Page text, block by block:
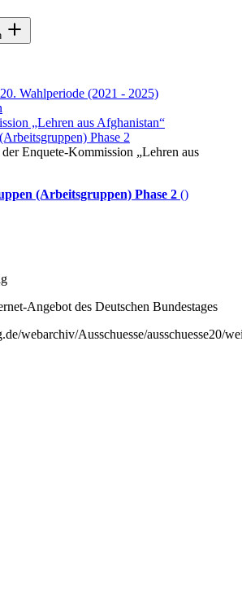
Wahlperiode (2021 - 2025)
„Lehren aus Afghanistan“
Phase 2
Enquete-Kommission „Lehren aus
(Arbeitsgruppen) Phase 2 ()
Angebot des Deutschen Bundestages
webarchiv/Ausschuesse/ausschuesse20/